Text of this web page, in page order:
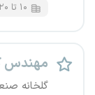
۱۰ تا ۲۰ میلیون تومان
مهندس
گلخانه